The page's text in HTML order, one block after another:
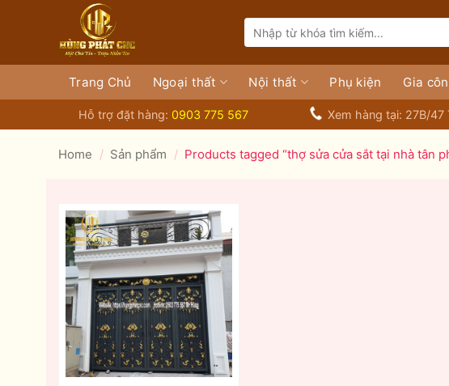
dung
for:
Trang Chủ Ngoại thất Nội thất Phụ kiện Gia
Hỗ trợ đặt hàng: 0903 775 567 Xem hàng tại: 27B/
Home / Sản phẩm / Products tagged “thợ sửa cửa sắt tại nhà tân